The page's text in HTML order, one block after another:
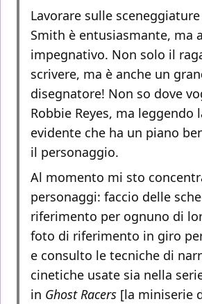
Lavorare sulle
Smith è entusiasmante, ma
impegnativo. Non solo il
scrivere, ma è anche un
disegnatore! Non so dove
Robbie Reyes, ma leggendo
evidente che ha un piano
il personaggio.
Al momento mi sto
personaggi: faccio delle
riferimento per ognuno di
foto di riferimento in giro
e consulto le tecniche di
cinetiche usate sia nella
in Ghost Racers [la miniserie